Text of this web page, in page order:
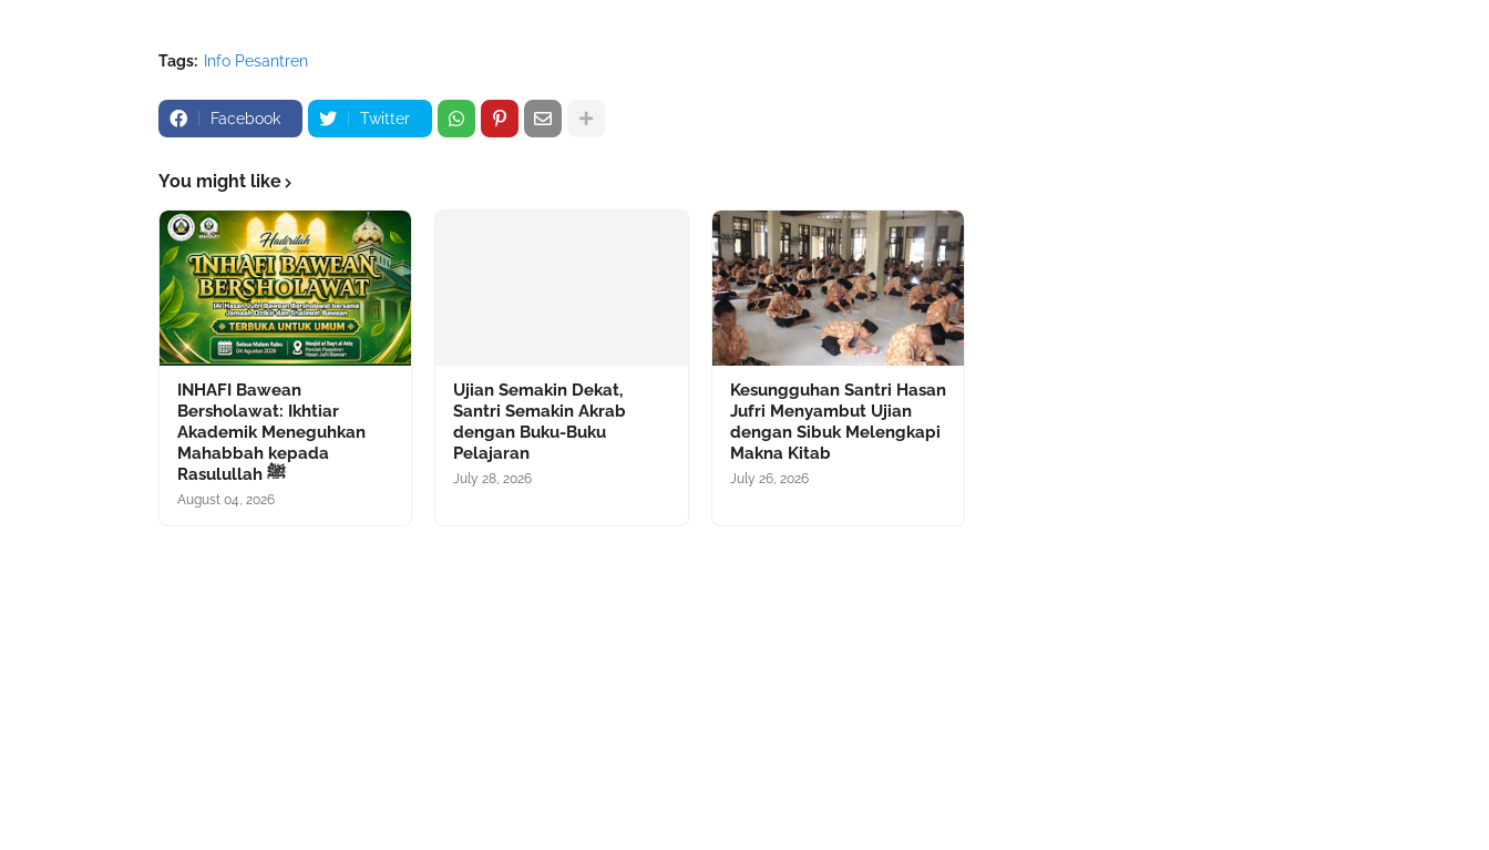
Tags: Info Pesantren
Facebook Twitter
You might like
INHAFI Bawean
Bersholawat: Ikhtiar
Akademik Meneguhkan
Mahabbah kepada
Rasulullah ﷺ
August 04, 2026
Ujian Semakin Dekat,
Santri Semakin Akrab
dengan Buku-Buku
Pelajaran
July 28, 2026
Kesungguhan Santri Hasan
Jufri Menyambut Ujian
dengan Sibuk Melengkapi
Makna Kitab
July 26, 2026